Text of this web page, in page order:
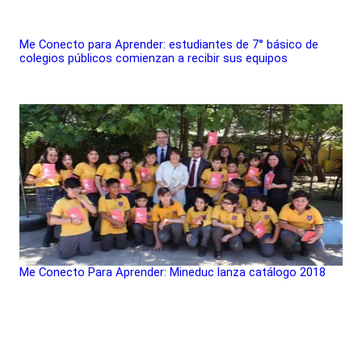
Me Conecto para Aprender: estudiantes de 7° básico de
colegios públicos comienzan a recibir sus equipos
Me Conecto Para Aprender: Mineduc lanza catálogo 2018